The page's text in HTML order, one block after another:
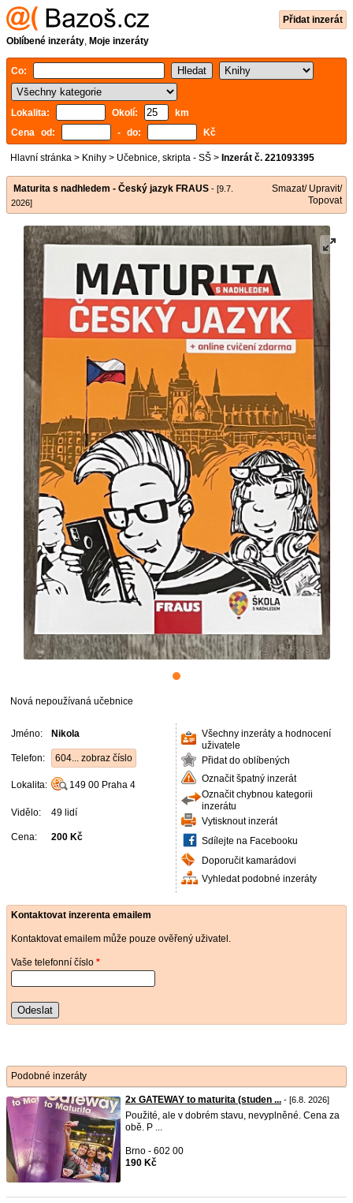
Přidat inzerát
Oblíbené inzeráty, Moje inzeráty
Co:
Lokalita: Okolí:
km
Cena od:
- do: Kč
Hlavní stránka > Knihy > Učebnice, skripta - SŠ > Inzerát č. 221093395
Maturita s nadhledem - Český jazyk FRAUS - [9.7.
2026]
Smazat/ Upravit/
Topovat
Nová nepoužívaná učebnice
Jméno: Nikola
Telefon: 604... zobraz číslo
Lokalita: 149 00 Praha 4
Vidělo: 49 lidí
Cena: 200 Kč
Všechny inzeráty a hodnocení
uživatele
Přidat do oblíbených
Označit špatný inzerát
Označit chybnou kategorii
inzerátu
Vytisknout inzerát
Sdílejte na Facebooku
Doporučit kamarádovi
Vyhledat podobné inzeráty
Kontaktovat inzerenta emailem
Kontaktovat emailem může pouze ověřený uživatel.
Vaše telefonní číslo *
Odeslat
Podobné inzeráty
2x GATEWAY to maturita (studen ... - [6.8. 2026]
Použité, ale v dobrém stavu, nevyplněné. Cena za
obě. P ...
Brno - 602 00
190 Kč